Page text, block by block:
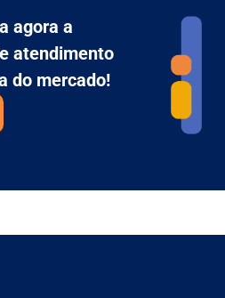
agora a
atendimento
do mercado!